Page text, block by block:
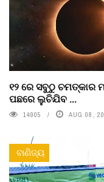
୧୨ ରେ ସବୁଠୁ ଚମତ୍କାର
ପଛରେ ଲୁଚିଯିବ ...
14905 AUG 08,
ବାଣିଜ୍ୟ